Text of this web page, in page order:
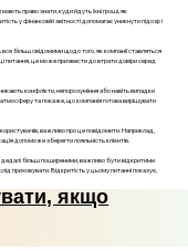
право знати, куди йдуть їхні гроші, як
у фінансовій звітності допомагає уникнути підозр і
більш свідомими щодо того, як компанії ставляться
питання, це може призвести до втрати довіри серед
конфлікти, непорозуміння або навіть випадки
та покаже, що компанія готова вирішувати
важливо про це повідомити. Наприклад,
допоможе зберегти лояльність клієнтів.
більш поширеними, важливо бути відкритими
приховувати. Відкритість у цьому питанні показує,
якщо